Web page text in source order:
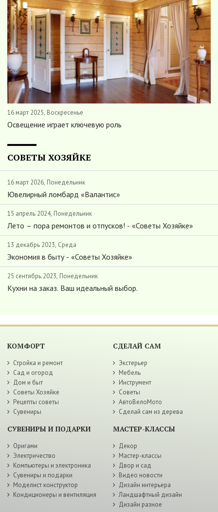
16 март 2025, Воскресенье
Освещение играет ключевую роль
СОВЕТЫ ХОЗЯЙКЕ
16 март 2026, Понедельник
Ювелирный ломбард «Валантис»
15 апрель 2024, Понедельник
Лето – пора ремонтов и отпусков! - «Советы Хозяйке»
13 декабрь 2023, Среда
Экономия в быту - «Советы Хозяйке»
25 сентябрь 2023, Понедельник
Кухни на заказ. Ваш идеальный выбор.
КОМФОРТ
Стройка и ремонт
Сад и огород
Дом и быт
Советы Хозяйке
Рецепты советы
Сувениры
СДЕЛАЙ САМ
Экстерьер
Мебель
Инструмент
Советы
АвтоВелоМото
Сделай сам из дерева
СУВЕНИРЫ И ПОДАРКИ
Оригами
Электричество
Компьютеры и электроника
Сувениры и подарки
Моделист конструктор
Кондиционеры и вентиляция
МАСТЕР-КЛАССЫ
Декор
Мастер-классы
Двор и сад
Видео новости
Дизайн интерьера
Ландшафтный дизайн
Дизайн разное